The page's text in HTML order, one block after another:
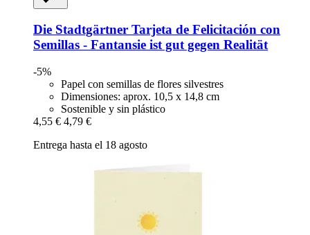
Die Stadtgärtner Tarjeta de Felicitación con
Semillas -​ Fantansie ist gut gegen Realität
-5%
Papel con semillas de flores silvestres
Dimensiones: aprox. 10,5 x 14,8 cm
Sostenible y sin plástico
4,55 € 4,79 €
Entrega hasta el 18 agosto